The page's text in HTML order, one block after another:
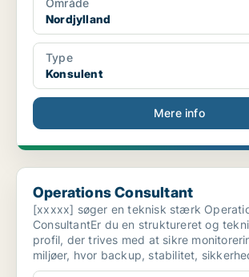
Område
Nordjylland
Type
Konsulent
Mere info
Operations Consultant
Operations Consultant
[xxxxx] søger en teknisk stærk
ConsultantEr du en struktureret og
profil, der trives med at sikre
miljøer, hvor backup, stabilitet,